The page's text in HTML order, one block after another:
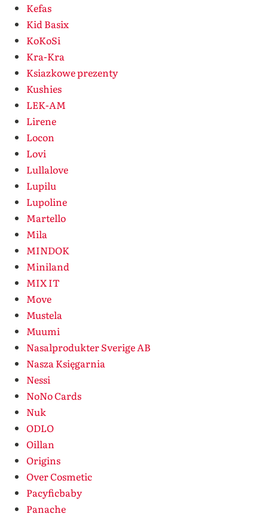
Kefas
Kid Basix
KoKoSi
Kra-Kra
Ksiazkowe prezenty
Kushies
LEK-AM
Lirene
Locon
Lovi
Lullalove
Lupilu
Lupoline
Martello
Mila
MINDOK
Miniland
MIX IT
Move
Mustela
Muumi
Nasalprodukter Sverige AB
Nasza Księgarnia
Nessi
NoNo Cards
Nuk
ODLO
Oillan
Origins
Over Cosmetic
Pacyficbaby
Panache